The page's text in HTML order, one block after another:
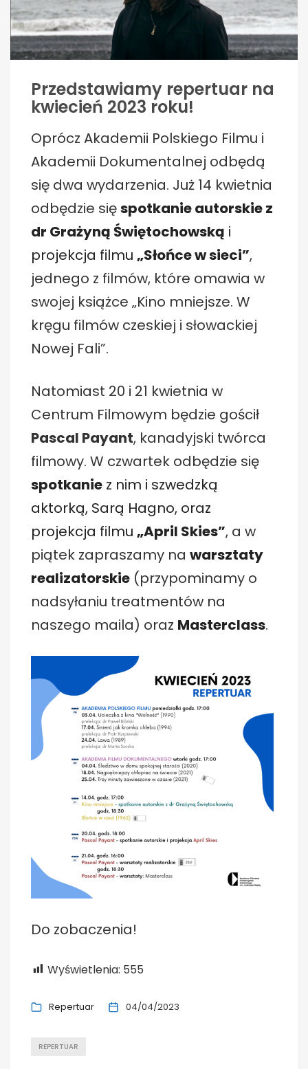
Przedstawiamy repertuar na
kwiecień 2023 roku!
Oprócz Akademii Polskiego Filmu i
Akademii Dokumentalnej odbędą
się dwa wydarzenia. Już 14 kwietnia
odbędzie sięspotkanie autorskie z
dr Grażyną Świętochowską i
projekcja filmu „Słońce w sieci”,
jednego z filmów, które omawia w
swojej książce „Kino mniejsze. W
kręgu filmów czeskiej i słowackiej
Nowej Fali”.
Natomiast 20 i 21 kwietnia w
Centrum Filmowym będzie gościł
Pascal Payant, kanadyjski twórca
filmowy. W czwartek odbędzie się
spotkanie z nim i szwedzką
aktorką, Sarą Hagno, oraz
projekcja filmu „April Skies”, a w
piątek zapraszamy na warsztaty
realizatorskie (przypominamy o
nadsyłaniu treatmentów na
naszego maila) oraz Masterclass.
Do zobaczenia!
Wyświetlenia: 555
Repertuar 04/04/2023
REPERTUAR